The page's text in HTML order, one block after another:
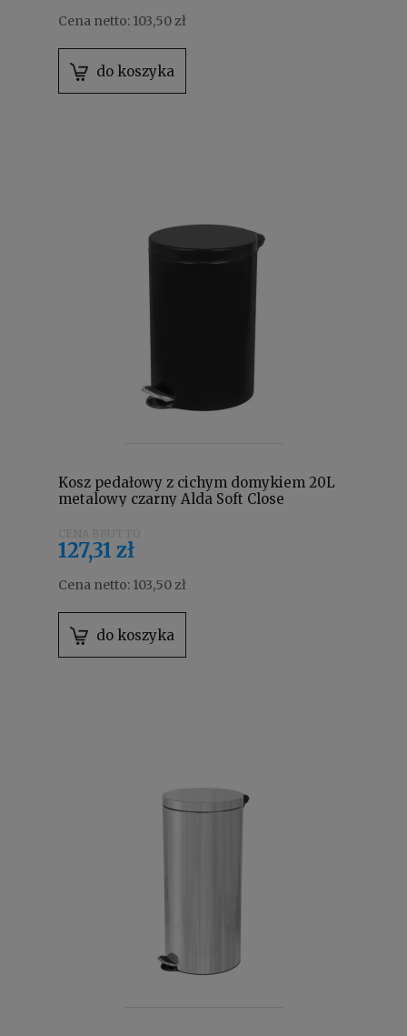
Cena netto: 103,50 zł
do koszyka
Kosz pedałowy z cichym domykiem 20L
metalowy czarny Alda Soft Close
127,31 zł
Cena netto: 103,50 zł
do koszyka